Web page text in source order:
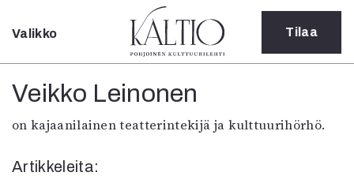
Sulje
Kategoriat
Teatteri
Valikko Tilaa
Veikko Leinonen
on kajaanilainen teatterintekijä ja kulttuurihörhö.
Artikkeleita: